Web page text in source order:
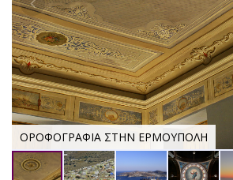
ΟΡΟΦΟΓΡΑΦΙΑ ΣΤΗΝ ΕΡΜΟΥΠΟΛΗ